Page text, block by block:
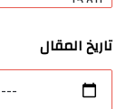
تاريخ المقال